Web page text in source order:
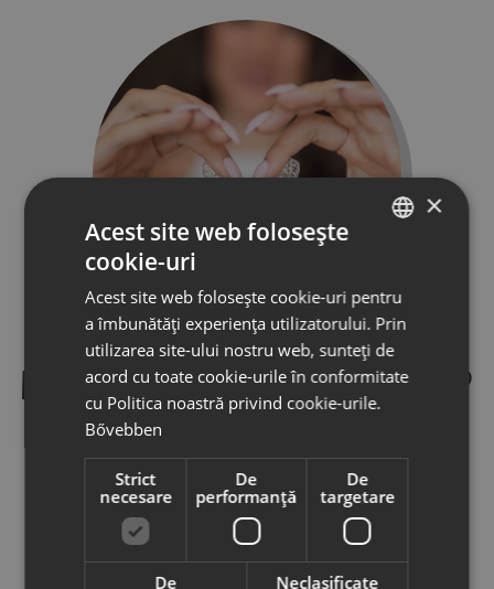
MIÉRT LEGYEN A PARTNERÜNK?
Páciens delegálás
Marketing tevékenységeink eredményeként érdeklődőket
irányítunk a rendelőjébe
Egyedi árképzés
ROMANIAN
×
Acest site web folosește
cookie-uri
Acest site web folosește cookie-uri pentru
a îmbunătăți experiența utilizatorului. Prin
utilizarea site-ului nostru web, sunteți de
acord cu toate cookie-urile în conformitate
cu Politica noastră privind cookie-urile.
Bővebben
Strict
necesare
De
performanță
De
targetare
De
Neclasificate